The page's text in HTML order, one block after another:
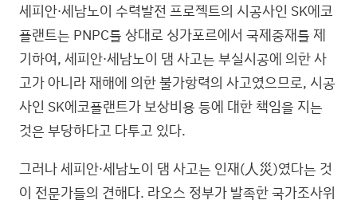
세피안∙세남노이 수력발전 프로젝트의 시공사인 SK에코
플랜트는 PNPC를 상대로 싱가포르에서 국제중재를 제
기하여, 세피안∙세남노이 댐 사고는 부실시공에 의한 사
고가 아니라 재해에 의한 불가항력의 사고였으므로, 시공
사인 SK에코플랜트가 보상비용 등에 대한 책임을 지는
것은 부당하다고 다투고 있다.
그러나 세피안∙세남노이 댐 사고는 인재(人災)였다는 것
이 전문가들의 견해다. 라오스 정부가 발족한 국가조사위